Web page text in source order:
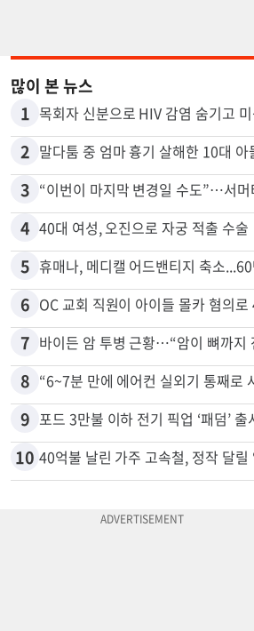
많이 본 뉴스
1 목회자 신분으로 HIV 감염 숨기고
2
3 “이번이 마지막 변경일 수도”…서머
4 40대 여성, 오진으로 자궁 적출 수술
5 휴매나, 메디캘 어드밴티지 축소
6 OC 교회 직원이 아이들 몰카 혐의로
7
8
9 포드 3만불 이하 전기 픽업 ‘패덤’ 출
10 40억불 날린 가주 고속철, 정작 달릴